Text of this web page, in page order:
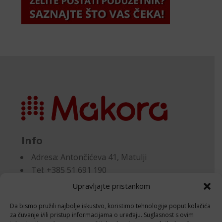
Upravljajte pristankom
Da bismo pružili najbolje iskustvo, koristimo tehnologije poput kolačića
za čuvanje i/ili pristup informacijama o uređaju. Suglasnost s ovim
Info
Adresa:Antončićeva 41, Matulji
Tel: +385 51 691 190
Email:knjigovodstvo@makora.hr
Dokumenti